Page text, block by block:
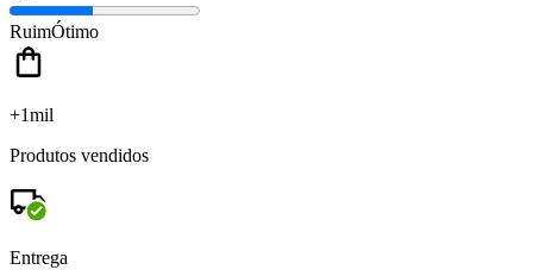
RuimÓtimo
+1mil
Produtos vendidos
Entrega